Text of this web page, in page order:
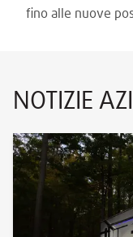
fino alle nuove
NOTIZIE